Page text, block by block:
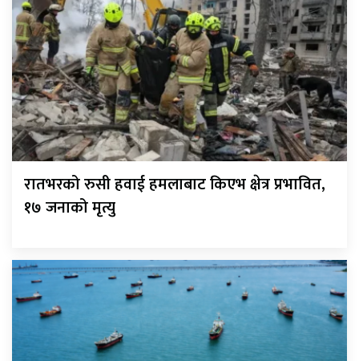
रातभरको रुसी हवाई हमलाबाट किएभ क्षेत्र प्रभावित,
१७ जनाको मृत्यु